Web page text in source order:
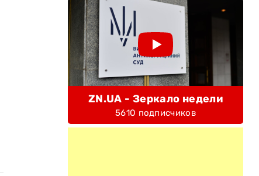
ZN.UA - Зеркало недели
5610 подписчиков